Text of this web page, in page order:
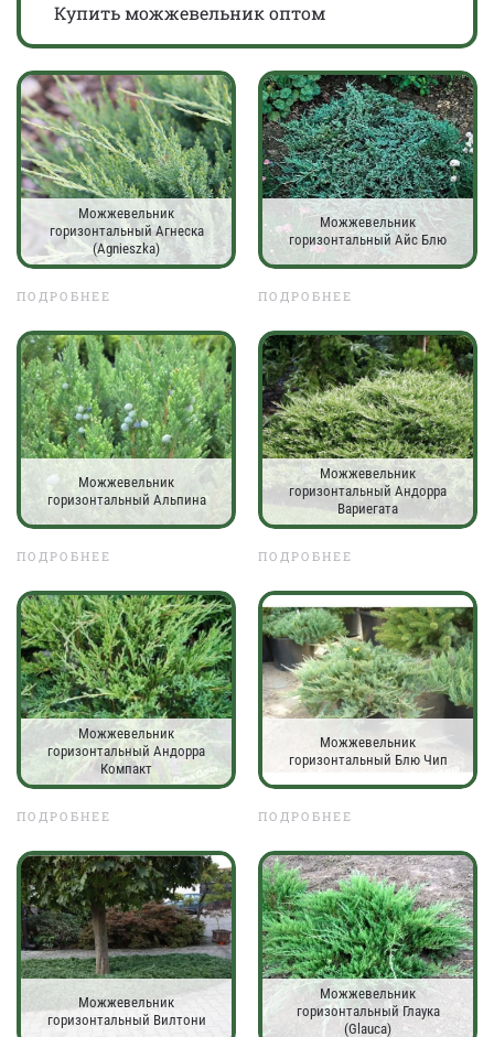
Купить можжевельник оптом
Можжевельник
горизонтальный Агнеска
(Agnieszka)
ПОДРОБНЕЕ
Можжевельник
горизонтальный Айс Блю
ПОДРОБНЕЕ
Можжевельник
горизонтальный Альпина
ПОДРОБНЕЕ
Можжевельник
горизонтальный Андорра
Вариегата
ПОДРОБНЕЕ
Можжевельник
горизонтальный Андорра
Компакт
ПОДРОБНЕЕ
Можжевельник
горизонтальный Блю Чип
ПОДРОБНЕЕ
Можжевельник
горизонтальный Вилтони
Можжевельник
горизонтальный Глаука
(Glauca)